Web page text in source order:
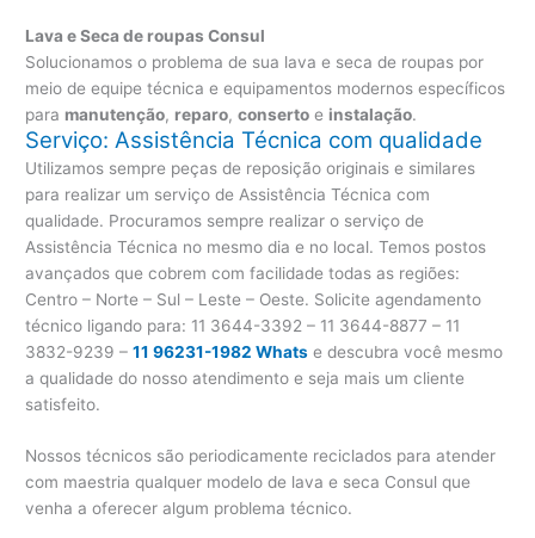
Lava e Seca de roupas Consul
Solucionamos o problema de sua lava e seca de roupas por
meio de equipe técnica e equipamentos modernos específicos
para manutenção, reparo,conserto e instalação.
Serviço: Assistência Técnica com qualidade
Utilizamos sempre peças de reposição originais e similares
para realizar um serviço de Assistência Técnica com
qualidade. Procuramos sempre realizar o serviço de
Assistência Técnica no mesmo dia e no local. Temos postos
avançados que cobrem com facilidade todas as regiões:
Centro – Norte – Sul – Leste – Oeste. Solicite agendamento
técnico ligando para: 11 3644-3392 – 11 3644-8877 – 11
3832-9239 –11 96231-1982 Whats e descubra você mesmo
a qualidade do nosso atendimento e seja mais um cliente
satisfeito.
Nossos técnicos são periodicamente reciclados para atender
com maestria qualquer modelo de lava e seca Consul que
venha a oferecer algum problema técnico.